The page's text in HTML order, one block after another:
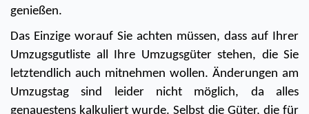
genießen.
Das Einzige worauf Sie achten müssen, dass auf Ihrer
Umzugsgutliste all Ihre Umzugsgüter stehen, die Sie
letztendlich auch mitnehmen wollen. Änderungen am
Umzugstag sind leider nicht möglich, da alles
genauestens kalkuliert wurde. Selbst die Güter, die für